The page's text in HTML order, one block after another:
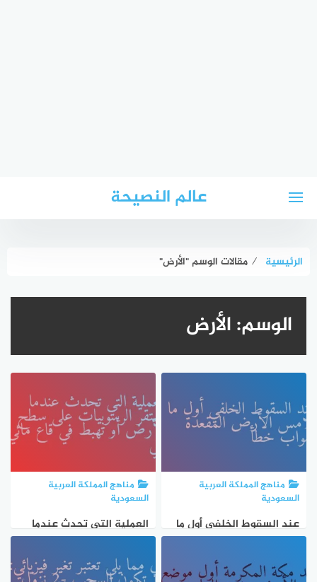
عالم النصيحة
الرئيسية ⁄ مقالات الوسم "الأرض"
الوسم:الأرض
مناهج المملكة العربية
السعودية
عند السقوط الخلفي أول ما
خطأ
مناهج المملكة العربية
السعودية
العملية التي تحدث عندما
الأرض أو تهبط في قاع مائي،